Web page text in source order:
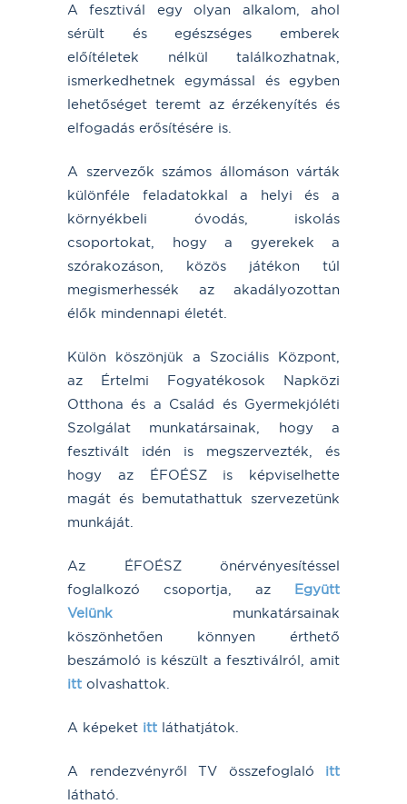
A fesztivál egy olyan alkalom, ahol
sérült és egészséges emberek
előítéletek nélkül találkozhatnak,
ismerkedhetnek egymással és egyben
lehetőséget teremt az érzékenyítés és
elfogadás erősítésére is.
A szervezők számos állomáson várták
különféle feladatokkal a helyi és a
környékbeli óvodás, iskolás
csoportokat, hogy a gyerekek a
szórakozáson, közös játékon túl
megismerhessék az akadályozottan
élők mindennapi életét.
Külön köszönjük a Szociális Központ,
az Értelmi Fogyatékosok Napközi
Otthona és a Család és Gyermekjóléti
Szolgálat munkatársainak, hogy a
fesztivált idén is megszervezték, és
hogy az ÉFOÉSZ is képviselhette
magát és bemutathattuk szervezetünk
munkáját.
Az ÉFOÉSZ önérvényesítéssel
foglalkozó csoportja, az Együtt
Velünk munkatársainak
köszönhetően könnyen érthető
beszámoló is készült a fesztiválról, amit
itt olvashattok.
A képeket itt láthatjátok.
A rendezvényről TV összefoglaló itt
látható.